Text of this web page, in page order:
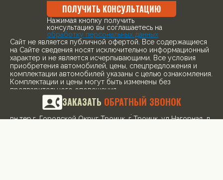
ПОЛУЧИТЬ КОНСУЛЬТАЦИЮ
Нажимая кнопку получить
консультацию вы соглашаетесь на
обработку персональных данных
Cайт не является публичной офертой. Все содержащиеся
на Сайте сведения носят исключительно информационный
характер и не является исчерпывающими. Все условия
приобретения автомобилей, цены, спецпредложения и
комплектации автомобилей указаны с целью ознакомления.
Комплектации и цены могут быть изменены без
предварительного оповещения.
ООО «ПРЕМИУМ РЕКЛАМА» ИНН: 5263108187 КПП:
775101001 ОГРН: 1145263004501 Адрес: 108842, г. Москва,
вн.тер.г. Городской Округ Троицк, г Троицк, ул Нагорная, д.
ЗАКАЗАТЬ ОБРАТНЫЙ ЗВОНОК